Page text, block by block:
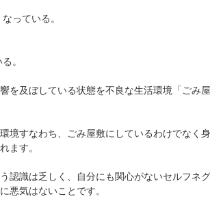
っている。
。
を及ぼしている状態を不良な生活環境「ごみ屋
境すなわち、ごみ屋敷にしているわけでなく身
ます。
認識は乏しく、自分にも関心がないセルフネグ
悪気はないことです。